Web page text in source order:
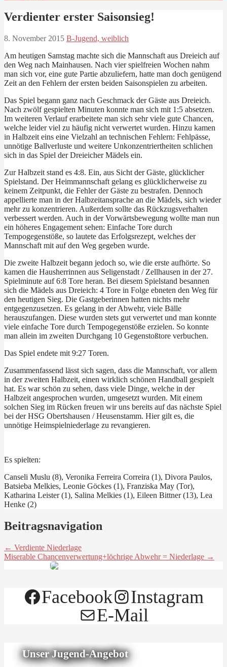
Verdienter erster Saisonsieg!
8. November 2015 B-Jugend, weiblich
Am heutigen Samstag machte sich die Mannschaft aus Dreieich auf
den Weg nach Mainhausen. Nach vier spielfreien Wochen nahm
man sich vor, eine gute Partie abzuliefern, hatte man doch genügend
Zeit an den Fehlern der ersten beiden Saisonspielen zu arbeiten.
Das Spiel begann ganz nach Geschmack der Gäste aus Dreieich.
Nach zwölf gespielten Minuten konnte man sich mit 1:5 absetzen.
Im weiteren Verlauf erarbeitete man sich sehr viele gute Chancen,
welche leider viel zu häufig nicht verwertet wurden. Hinzu kamen
in Halbzeit eins eine Vielzahl an technischen Fehlern: Fehlpässe,
unnötige Ballverluste und weitere Unkonzentriertheiten schlichen
sich in das Spiel der Dreieicher Mädels ein.
Zur Halbzeit stand es 4:8. Ein, aus Sicht der Gäste, glücklicher
Spielstand. Der Heimmannschaft gelang es glücklicherweise zu
keinem Zeitpunkt, die Fehler der Gäste zu bestrafen. Dennoch
appellierte man in der Halbzeitansprache an die Mädels, sich wieder
mehr zu konzentrieren. Außerdem sollte das Rückzugsverhalten
verbessert werden. Auch in der Vorwärtsbewegung wollte man nun
ein höheres Engagement sehen: Einfache Tore durch
Tempogegenstöße, so lautete das Erfolgsrezept, welches der
Mannschaft mit auf den Weg gegeben wurde.
Die zweite Halbzeit begann jedoch so, wie die erste aufhörte. So
kamen die Hausherrinnen aus Seligenstadt / Zellhausen in der 27.
Spielminute auf 6:8 Tore heran. Bei diesem Spielstand besannen
sich die Mädels aus Dreieich: 4 Tore in Folge ebneten den Weg für
den heutigen Sieg. Die Gastgeberinnen hatten nichts mehr
entgegenzusetzen. Es gelang in der Abwehr, viele Bälle
herauszufangen. Diese wurden stets gut verwertet und man konnte
viele einfache Tore durch Tempogegenstöße erzielen. So konnte
man allein im zweiten Durchgang 10 Gegenstoßtore verbuchen.
Das Spiel endete mit 9:27 Toren.
Zusammenfassend lässt sich sagen, dass die Mannschaft, vor allem
in der zweiten Halbzeit, einen wirklich schönen Handball gespielt
hat. Es war schön zu sehen, dass viele Dinge, welche in der
Halbzeit angesprochen wurden, umgesetzt wurden. Mit einem
solchen Sieg im Rücken freuen wir uns bereits auf das nächste Spiel
bei der HSG Obertshausen / Heusenstamm. Hier gilt es, die
unnötige Heimspielniederlage zu revangieren.
Es spielten:
Canseli Muslu (8), Veronika Ferreira Correira (1), Divora Paulos,
Batsieba Melkies, Leonie Göckes (1), Franziska May (Tor),
Katharina Leister (1), Salina Melkies (1), Eileen Bittner (13), Lea
Henke (2)
Beitragsnavigation
← Verdiente Niederlage
Miserable Chancenverwertung+löchrige Abwehr = Niederlage →
Facebook
Instagram
E-Mail
Unser Jugend-Angebot